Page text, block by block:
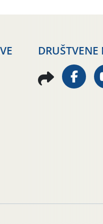
DRUŠTVENE